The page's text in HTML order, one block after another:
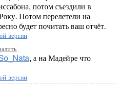
потом съездили в
Потом перелетели на
будет почитать ваш отчёт.
версии
, а на Мадейре что
версии